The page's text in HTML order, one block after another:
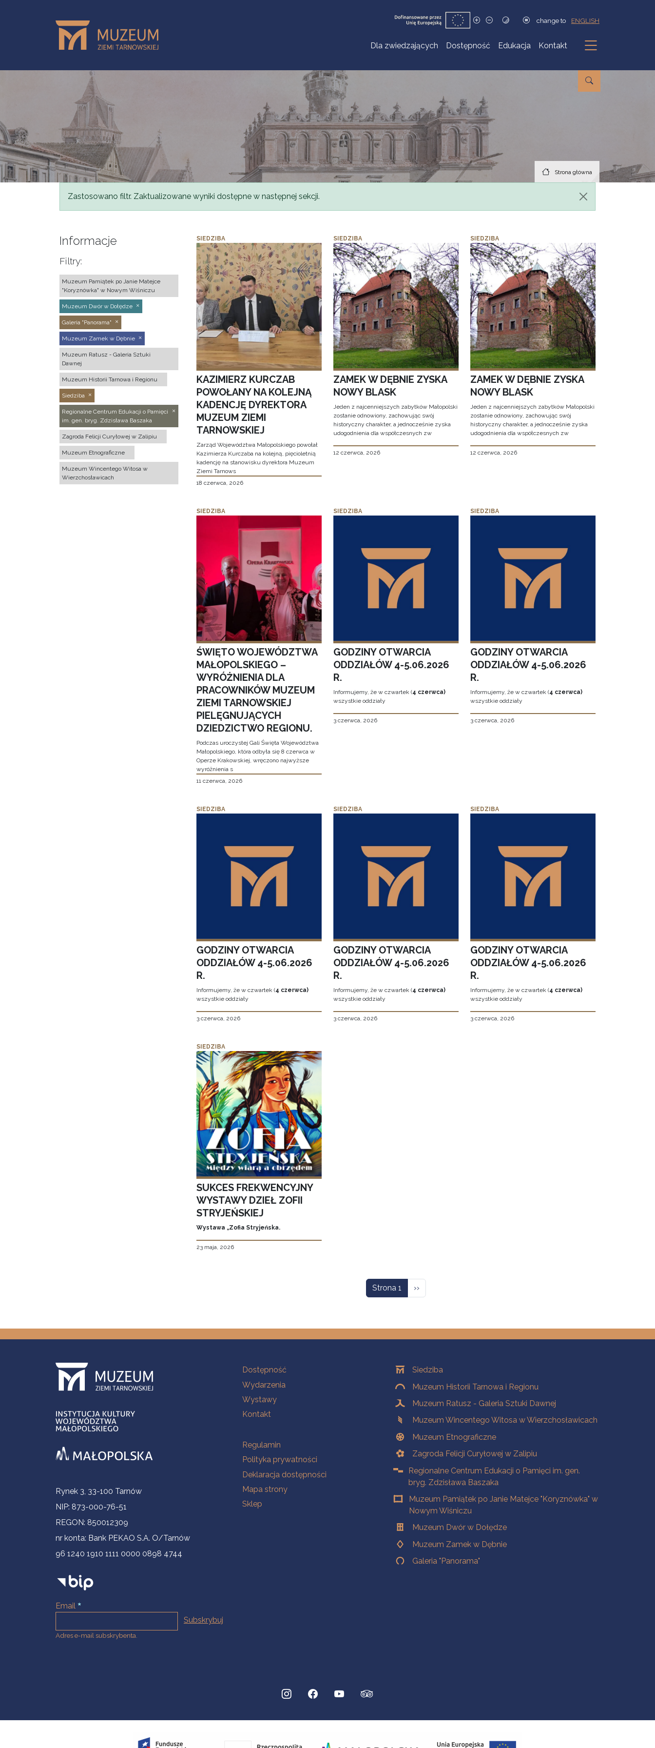
change to ENGLISH
Dla zwiedzających Dostępność Edukacja Kontakt
Podmenu
Strona główna
Komunikat
Zastosowano filtr. Zaktualizowane wyniki dostępne w następnej sekcji.
Informacje
Filtry:
Muzeum Pamiątek po Janie Matejce
"Koryznówka" w Nowym Wiśniczu
Muzeum Dwór w Dołędze
Galeria "Panorama"
Muzeum Zamek w Dębnie
Muzeum Ratusz - Galeria Sztuki
Dawnej
Muzeum Historii Tarnowa i Regionu
Siedziba
Regionalne Centrum Edukacji o Pamięci
im. gen. bryg. Zdzisława Baszaka
Zagroda Felicji Curyłowej w Zalipiu
Muzeum Etnograficzne
Muzeum Wincentego Witosa w
Wierzchosławicach
SIEDZIBA
KAZIMIERZ KURCZAB
POWOŁANY NA KOLEJNĄ
KADENCJĘ DYREKTORA
MUZEUM ZIEMI
TARNOWSKIEJ
Zarząd Województwa Małopolskiego powołał
Kazimierza Kurczaba na kolejną, pięcioletnią
kadencję na stanowisku dyrektora Muzeum
Ziemi Tarnows
18 czerwca, 2026
SIEDZIBA
ZAMEK W DĘBNIE ZYSKA
NOWY BLASK
Jeden z najcenniejszych zabytków Małopolski
zostanie odnowiony, zachowując swój
historyczny charakter, a jednocześnie zyska
udogodnienia dla współczesnych zw
12 czerwca, 2026
SIEDZIBA
ZAMEK W DĘBNIE ZYSKA
NOWY BLASK
Jeden z najcenniejszych zabytków Małopolski
zostanie odnowiony, zachowując swój
historyczny charakter, a jednocześnie zyska
udogodnienia dla współczesnych zw
12 czerwca, 2026
SIEDZIBA
ŚWIĘTO WOJEWÓDZTWA
MAŁOPOLSKIEGO –
WYRÓŻNIENIA DLA
PRACOWNIKÓW MUZEUM
ZIEMI TARNOWSKIEJ
PIELĘGNUJĄCYCH
DZIEDZICTWO REGIONU.
Podczas uroczystej Gali Święta Województwa
Małopolskiego, która odbyła się 8 czerwca w
Operze Krakowskiej, wręczono najwyższe
wyróżnienia s
11 czerwca, 2026
SIEDZIBA
GODZINY OTWARCIA
ODDZIAŁÓW 4-5.06.2026
R.
Informujemy, że w czwartek (4 czerwca)
wszystkie oddziały
3 czerwca, 2026
SIEDZIBA
GODZINY OTWARCIA
ODDZIAŁÓW 4-5.06.2026
R.
Informujemy, że w czwartek (4 czerwca)
wszystkie oddziały
3 czerwca, 2026
SIEDZIBA
GODZINY OTWARCIA
ODDZIAŁÓW 4-5.06.2026
R.
Informujemy, że w czwartek (4 czerwca)
wszystkie oddziały
3 czerwca, 2026
SIEDZIBA
GODZINY OTWARCIA
ODDZIAŁÓW 4-5.06.2026
R.
Informujemy, że w czwartek (4 czerwca)
wszystkie oddziały
3 czerwca, 2026
SIEDZIBA
GODZINY OTWARCIA
ODDZIAŁÓW 4-5.06.2026
R.
Informujemy, że w czwartek (4 czerwca)
wszystkie oddziały
3 czerwca, 2026
SIEDZIBA
SUKCES FREKWENCYJNY
WYSTAWY DZIEŁ ZOFII
STRYJEŃSKIEJ
Wystawa „Zofia Stryjeńska.
23 maja, 2026
Strona 1 Następna strona
››
Informacje kontaktowe
Rynek 3, 33-100 Tarnów
NIP: 873-000-76-51
REGON: 850012309
nr konta: Bank PEKAO S.A. O/Tarnów
96 1240 1910 1111 0000 0898 4744
Email
Adres e-mail subskrybenta.
Na skróty
Dostępność
Wydarzenia
Wystawy
Kontakt
Na skróty
Regulamin
Polityka prywatności
Deklaracja dostępności
Mapa strony
Sklep
OddziałySiedziba
Muzeum Historii Tarnowa i Regionu
Muzeum Ratusz - Galeria Sztuki Dawnej
Muzeum Wincentego Witosa w Wierzchosławicach
Muzeum Etnograficzne
Zagroda Felicji Curyłowej w Zalipiu
Regionalne Centrum Edukacji o Pamięci im. gen.
bryg. Zdzisława Baszaka
Muzeum Pamiątek po Janie Matejce "Koryznówka" w
Nowym Wiśniczu
Muzeum Dwór w Dołędze
Muzeum Zamek w Dębnie
Galeria "Panorama"